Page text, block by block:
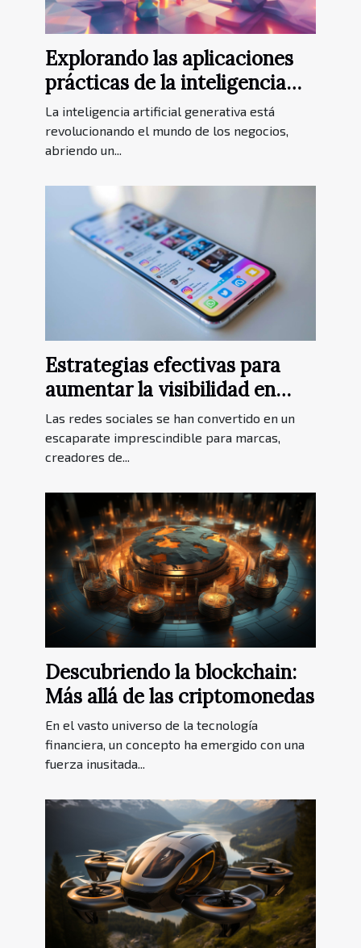
Explorando las aplicaciones
prácticas de la inteligencia
artificial generativa en
negocios
La inteligencia artificial generativa está
revolucionando el mundo de los negocios,
abriendo un...
Estrategias efectivas para
aumentar la visibilidad en
Instagram usando hashtags
Las redes sociales se han convertido en un
escaparate imprescindible para marcas,
creadores de...
Descubriendo la blockchain:
Más allá de las criptomonedas
En el vasto universo de la tecnología
financiera, un concepto ha emergido con una
fuerza inusitada...